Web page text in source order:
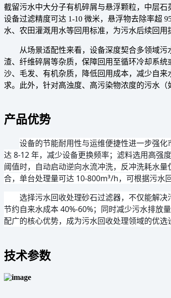
截留污水中大分子有机碎屑与悬浮颗粒，中层
设备过滤精度可达 1-10 微米，悬浮物去除率超
水、农田灌溉用水等回用标准，为污水后续回用
从场景适配性来看，设备深度契合多领域
渣、纤维碎屑等杂质，保障回用至循环冷却系
沙、毛发、有机杂质，降低回用成本，减少自
求。此外，针对高浊度、高污染物浓度的污水
产品优势
设备的节能耐用性与运维便捷性进一步强
达 8-12 年，减少设备更换频率；滤料选用高强
阈值时，自动启动逆向水流冲洗，反冲洗耗水
合，单台处理量可达 10-800m³/h，可根据污水
选择污水回收处理砂石过滤器，不仅能解
节约自来水成本 40%-60%；同时减少污水排放
配广的核心优势，成为污水回收处理领域的优
技术参数